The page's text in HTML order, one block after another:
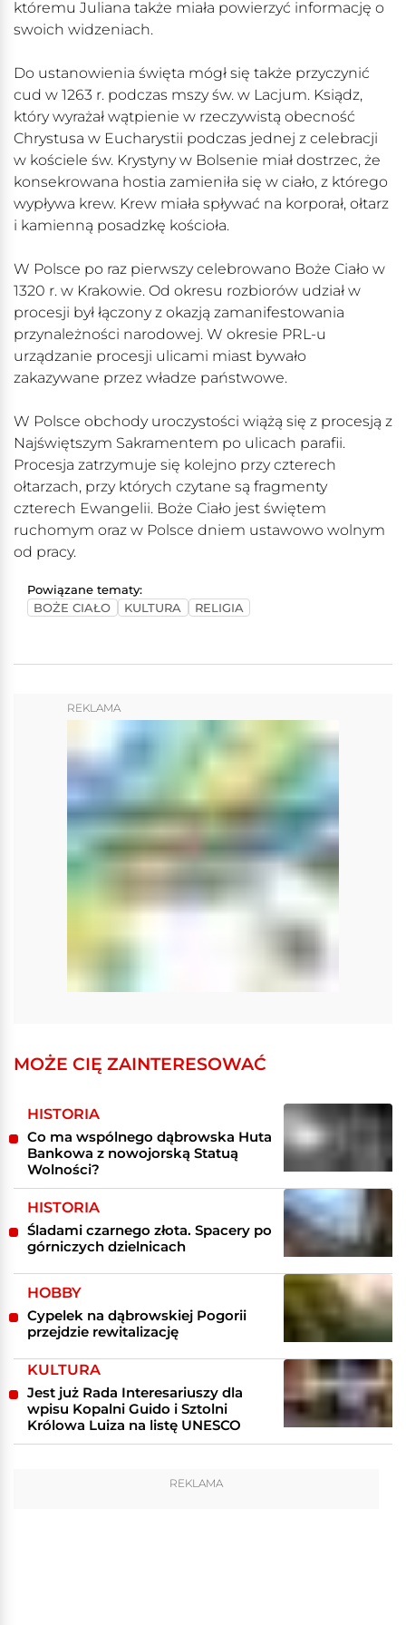
któremu Juliana także miała powierzyć informację o
swoich widzeniach.
Do ustanowienia święta mógł się także przyczynić
cud w 1263 r. podczas mszy św. w Lacjum. Ksiądz,
który wyrażał wątpienie w rzeczywistą obecność
Chrystusa w Eucharystii podczas jednej z celebracji
w kościele św. Krystyny w Bolsenie miał dostrzec, że
konsekrowana hostia zamieniła się w ciało, z którego
wypływa krew. Krew miała spływać na korporał, ołtarz
i kamienną posadzkę kościoła.
W Polsce po raz pierwszy celebrowano Boże Ciało w
1320 r. w Krakowie. Od okresu rozbiorów udział w
procesji był łączony z okazją zamanifestowania
przynależności narodowej. W okresie PRL-u
urządzanie procesji ulicami miast bywało
zakazywane przez władze państwowe.
W Polsce obchody uroczystości wiążą się z procesją z
Najświętszym Sakramentem po ulicach parafii.
Procesja zatrzymuje się kolejno przy czterech
ołtarzach, przy których czytane są fragmenty
czterech Ewangelii. Boże Ciało jest świętem
ruchomym oraz w Polsce dniem ustawowo wolnym
od pracy.
Powiązane tematy:
BOŻE CIAŁO
KULTURA RELIGIA
REKLAMA
MOŻE CIĘ ZAINTERESOWAĆ
HISTORIA
Co ma wspólnego dąbrowska Huta
Bankowa z nowojorską Statuą
Wolności?
HISTORIA
Śladami czarnego złota. Spacery po
górniczych dzielnicach
HOBBY
Cypelek na dąbrowskiej Pogorii
przejdzie rewitalizację
KULTURA
Jest już Rada Interesariuszy dla
wpisu Kopalni Guido i Sztolni
Królowa Luiza na listę UNESCO
REKLAMA